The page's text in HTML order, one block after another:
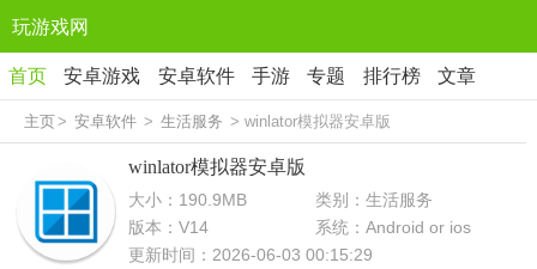
玩游戏网
首页 安卓游戏 安卓软件 手游 专题 排行榜 文章
主页> 安卓软件 > 生活服务 > winlator模拟器安卓版
winlator模拟器安卓版
大小：190.9MB
类别：生活服务
版本：V14
系统：Android or ios
更新时间：2026-06-03 00:15:29